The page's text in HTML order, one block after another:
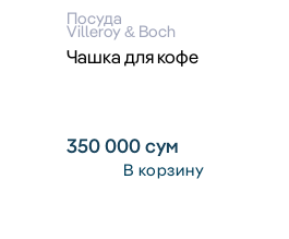
Посуда
Villeroy & Boch
Чашка для кофе
350 000сум
В корзину